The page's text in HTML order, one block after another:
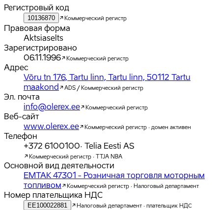
Регистровый код
10136870 Коммерческий регистр
Правовая форма
Aktsiaselts
Зарегистрировано
06.11.1996
Коммерческий регистр
Адрес
Võru tn 176, Tartu linn, Tartu linn, 50112 Tartu
maakond
ADS / Коммерческий регистр
Эл. почта
info@olerex.ee
Коммерческий регистр
Веб-сайт
www.olerex.ee
Коммерческий регистр · домен активен
Телефон
+372 6100100· Telia Eesti AS
Коммерческий регистр · TTJA NBA
Основной вид деятельности
EMTAK 47301 - Розничная торговля моторным
топливом
Коммерческий регистр · Налоговый департамент
Номер плательщика НДС
EE100022881 Налоговый департамент · плательщик НДС